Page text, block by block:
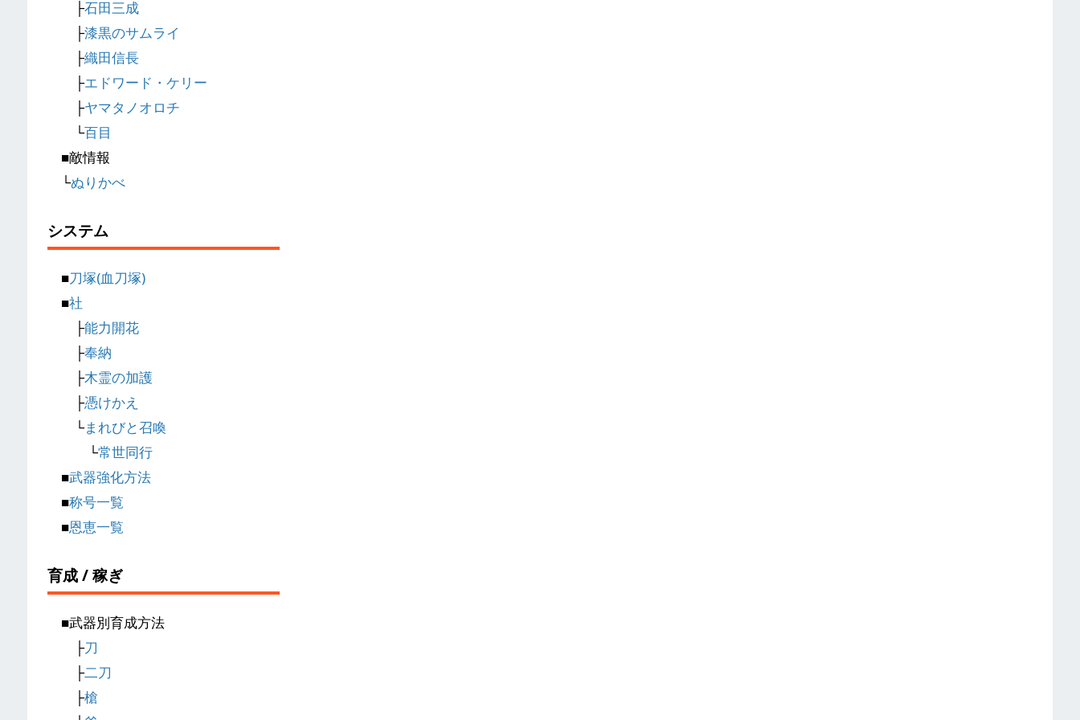
├石田三成
├漆黒のサムライ
├織田信長
├エドワード・ケリー
├ヤマタノオロチ
└百目
■敵情報
└ぬりかべ
システム
■刀塚(血刀塚)
■社
├能力開花
├奉納
├木霊の加護
├憑けかえ
└まれびと召喚
└常世同行
■武器強化方法
■称号一覧
■恩恵一覧
育成 / 稼ぎ
■武器別育成方法
├刀
├二刀
├槍